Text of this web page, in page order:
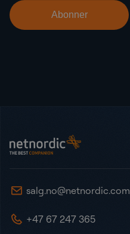
NetNordic Norway
salg.no@netnordic.com
+47 67 247 365